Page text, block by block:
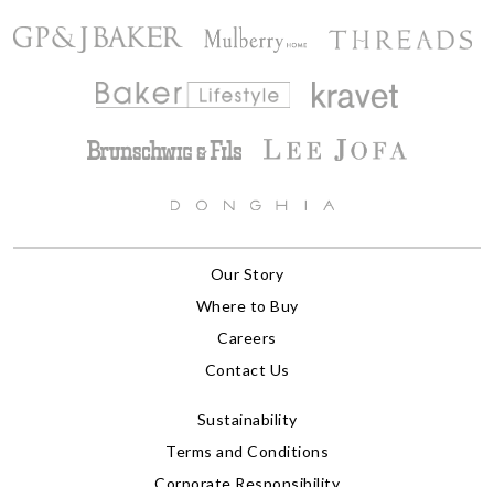
Our Story
Where to Buy
Careers
Contact Us
Sustainability
Terms and Conditions
Corporate Responsibility